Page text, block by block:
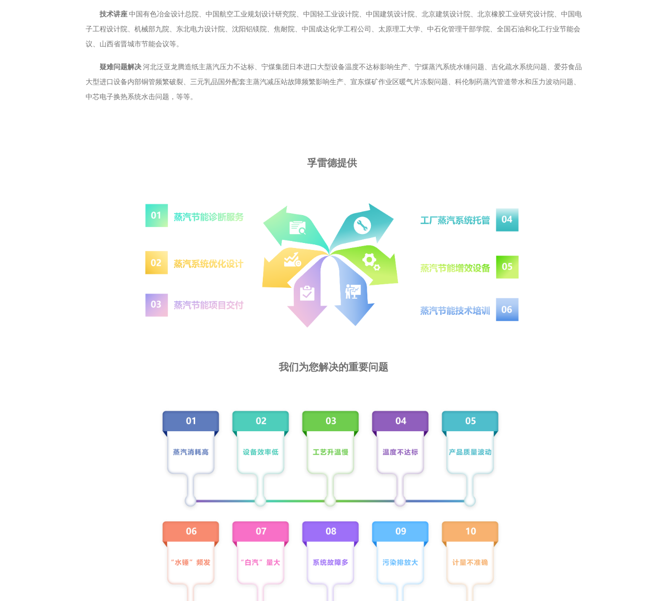
技术讲座中国有色冶金设计总院、中国航空工业规划设计研究院、中国轻工业设计院、中国建筑设计院、北京建筑设计院、北京橡胶工业研究设计院、中国电
子工程设计院、机械部九院、东北电力设计院、沈阳铝镁院、焦耐院、中国成达化学工程公司、太原理工大学、中石化管理干部学院、全国石油和化工行业节能会
议、山西省晋城市节能会议等。
疑难问题解决河北泛亚龙腾造纸主蒸汽压力不达标、宁煤集团日本进口大型设备温度不达标影响生产、宁煤蒸汽系统水锤问题、吉化疏水系统问题、爱芬食品
大型进口设备内部铜管频繁破裂、三元乳品国外配套主蒸汽减压站故障频繁影响生产、宣东煤矿作业区暖气片冻裂问题、科伦制药蒸汽管道带水和压力波动问题、
中芯电子换热系统水击问题，等等。
孚雷德提供
我们为您解决的重要问题